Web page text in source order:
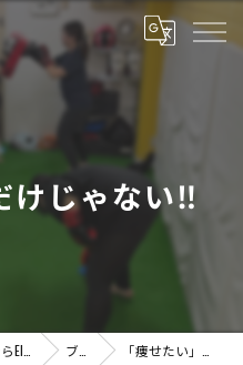
けじゃない‼️
ブログ 「痩せたい」だけじゃない‼️